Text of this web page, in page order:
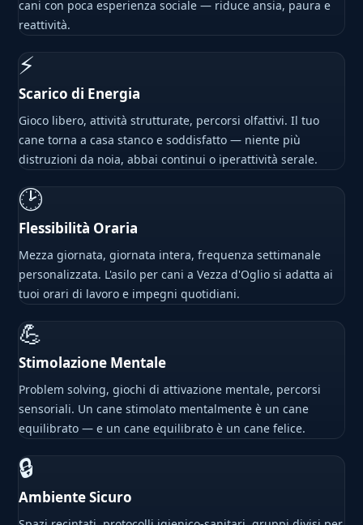
cani con poca esperienza sociale — riduce ansia, paura e
reattività.
⚡
Scarico di Energia
Gioco libero, attività strutturate, percorsi olfattivi. Il tuo
cane torna a casa stanco e soddisfatto — niente più
distruzioni da noia, abbai continui o iperattività serale.
🕑
Flessibilità Oraria
Mezza giornata, giornata intera, frequenza settimanale
personalizzata. L'asilo per cani a Vezza d'Oglio si adatta ai
tuoi orari di lavoro e impegni quotidiani.
💪
Stimolazione Mentale
Problem solving, giochi di attivazione mentale, percorsi
sensoriali. Un cane stimolato mentalmente è un cane
equilibrato — e un cane equilibrato è un cane felice.
🔒
Ambiente Sicuro